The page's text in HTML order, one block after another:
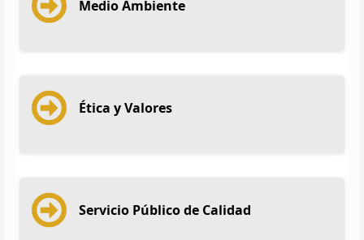
Medio Ambiente
Ética y Valores
Servicio Público de Calidad